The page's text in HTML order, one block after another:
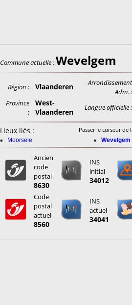
Commune actuelle :Wevelgem
Région : Vlaanderen
Arrondissement
Adm. :
Province
:
West-
Vlaanderen
Langue officielle :
Lieux liés : Passer le curseur
Moorsele Wevelgem
Ancien
code
postal
8630
INS
initial
34012
Code
postal
actuel
8560
INS
actuel
34041